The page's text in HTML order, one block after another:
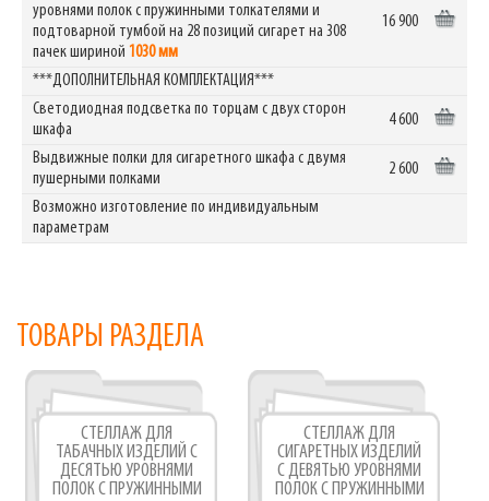
уровнями полок с пружинными толкателями и
подтоварной тумбой на 28 позиций сигарет на 308
пачек шириной 1030 мм
16 900
***ДОПОЛНИТЕЛЬНАЯ КОМПЛЕКТАЦИЯ***
Светодиодная подсветка по торцам с двух сторон
шкафа
4 600
Выдвижные полки для сигаретного шкафа с двумя
пушерными полками
2 600
Возможно изготовление по индивидуальным
параметрам
ТОВАРЫ РАЗДЕЛА
СТЕЛЛАЖ ДЛЯ
ТАБАЧНЫХ ИЗДЕЛИЙ С
ДЕСЯТЬЮ УРОВНЯМИ
ПОЛОК С ПРУЖИННЫМИ
СТЕЛЛАЖ ДЛЯ
СИГАРЕТНЫХ ИЗДЕЛИЙ
С ДЕВЯТЬЮ УРОВНЯМИ
ПОЛОК С ПРУЖИННЫМИ